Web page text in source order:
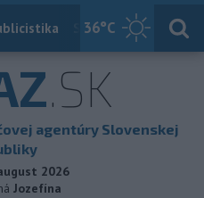
36°C
Slovensko
.SK
agentúry Slovenskej
2026
Jozefína